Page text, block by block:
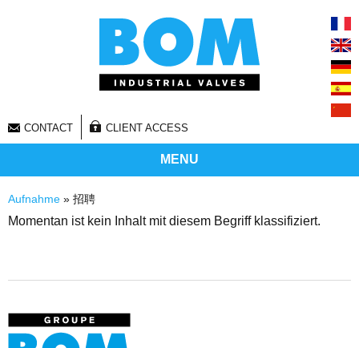
CONTACT CLIENT ACCESS
MENU
Sie sind hier
Aufnahme » 招聘
Momentan ist kein Inhalt mit diesem Begriff klassifiziert.